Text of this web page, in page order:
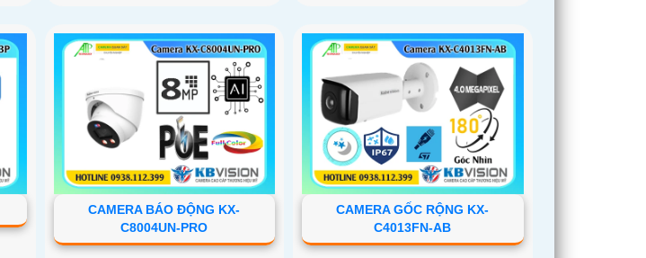
CAMERA BÁO ĐỘNG KX-
C8004UN-PRO
CAMERA GỐC RỘNG KX-
C4013FN-AB